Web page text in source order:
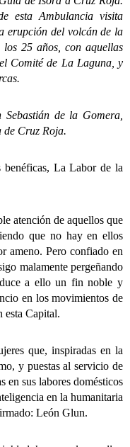
esta Ambulancia visita
erupción del volcán de la
25 años, con aquellas
Comité de La Laguna, y
de la Gomera,
Cruz Roja.
benéficas, La Labor de la
atención de aquellos que
que no hay en ellos
ameno. Pero confiado en
malamente pergeñando
a ello un fin noble y
en los movimientos de
esta Capital.
que, inspiradas en la
y puestas al servicio de
en sus labores domésticos
en la humanitaria
León Glun.